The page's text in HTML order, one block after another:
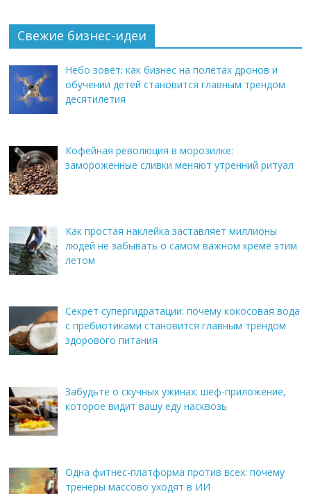
Свежие бизнес-идеи
Небо зовёт: как бизнес на полётах дронов и
обучении детей становится главным трендом
десятилетия
Кофейная революция в морозилке:
замороженные сливки меняют утренний ритуал
Как простая наклейка заставляет миллионы
людей не забывать о самом важном креме этим
летом
Секрет супергидратации: почему кокосовая вода
с пребиотиками становится главным трендом
здорового питания
Забудьте о скучных ужинах: шеф-приложение,
которое видит вашу еду насквозь
Одна фитнес-платформа против всех: почему
тренеры массово уходят в ИИ